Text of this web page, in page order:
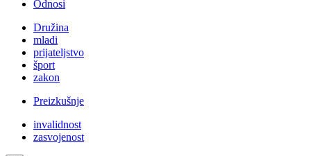
Odnosi
Družina
mladi
prijateljstvo
šport
zakon
Preizkušnje
invalidnost
zasvojenost